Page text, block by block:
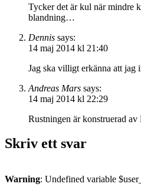
Tycker det är kul när mindre
blandning…
Dennis says:
14 maj 2014 kl 21:40
Jag ska villigt erkänna att jag
Andreas Mars says:
14 maj 2014 kl 22:29
Rustningen är konstruerad
Skriv ett svar
Warning: Undefined variable